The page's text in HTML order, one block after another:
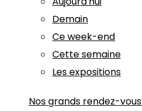
Demain
Ce week-end
Cette semaine
Les expositions
Nos grands rendez-vous